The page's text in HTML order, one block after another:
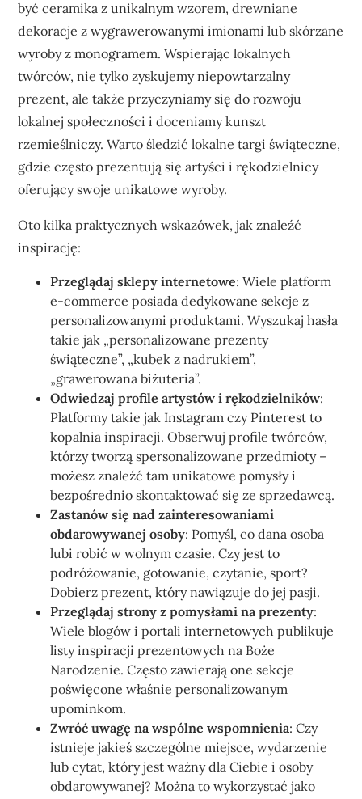
być ceramika z unikalnym wzorem, drewniane
dekoracje z wygrawerowanymi imionami lub skórzane
wyroby z monogramem. Wspierając lokalnych
twórców, nie tylko zyskujemy niepowtarzalny
prezent, ale także przyczyniamy się do rozwoju
lokalnej społeczności i doceniamy kunszt
rzemieślniczy. Warto śledzić lokalne targi świąteczne,
gdzie często prezentują się artyści i rękodzielnicy
oferujący swoje unikatowe wyroby.
Oto kilka praktycznych wskazówek, jak znaleźć
inspirację:
Przeglądaj sklepy internetowe: Wiele platform
e-commerce posiada dedykowane sekcje z
personalizowanymi produktami. Wyszukaj hasła
takie jak „personalizowane prezenty
świąteczne”, „kubek z nadrukiem”,
„grawerowana biżuteria”.
Odwiedzaj profile artystów i rękodzielników:
Platformy takie jak Instagram czy Pinterest to
kopalnia inspiracji. Obserwuj profile twórców,
którzy tworzą spersonalizowane przedmioty –
możesz znaleźć tam unikatowe pomysły i
bezpośrednio skontaktować się ze sprzedawcą.
Zastanów się nad zainteresowaniami
obdarowywanej osoby: Pomyśl, co dana osoba
lubi robić w wolnym czasie. Czy jest to
podróżowanie, gotowanie, czytanie, sport?
Dobierz prezent, który nawiązuje do jej pasji.
Przeglądaj strony z pomysłami na prezenty:
Wiele blogów i portali internetowych publikuje
listy inspiracji prezentowych na Boże
Narodzenie. Często zawierają one sekcje
poświęcone właśnie personalizowanym
upominkom.
Zwróć uwagę na wspólne wspomnienia: Czy
istnieje jakieś szczególne miejsce, wydarzenie
lub cytat, który jest ważny dla Ciebie i osoby
obdarowywanej? Można to wykorzystać jako